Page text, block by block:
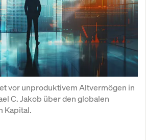
vor unproduktivem Altvermögen in
C. Jakob über den globalen
Kapital.